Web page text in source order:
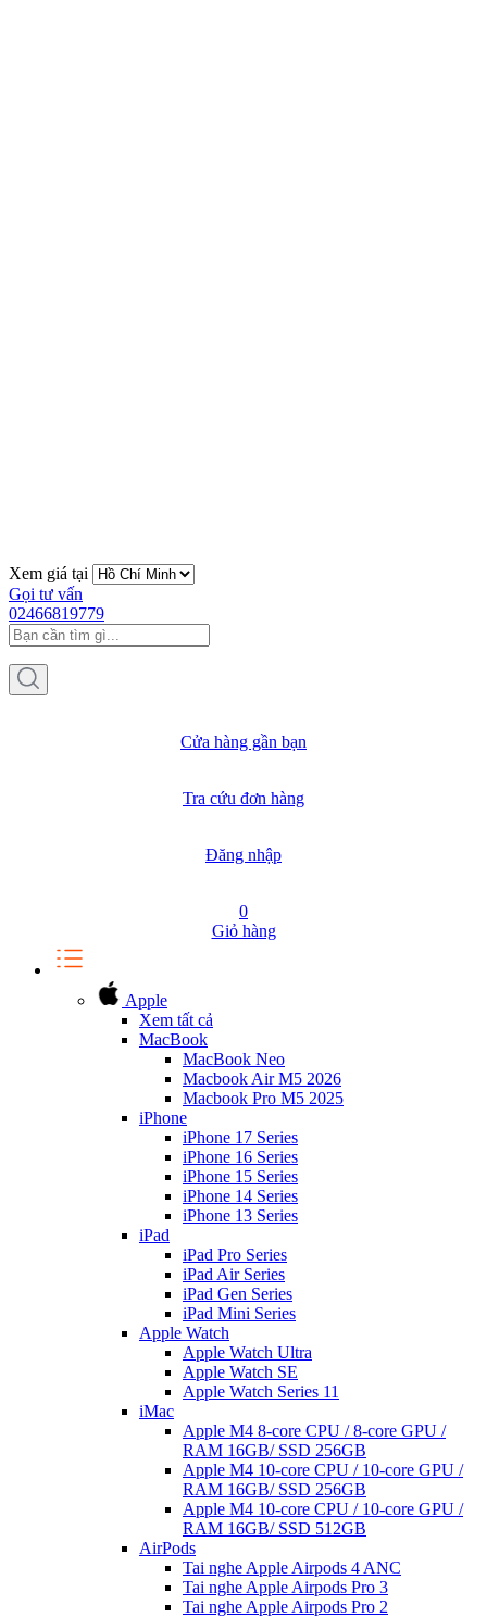
Xem giá tại
Gọi tư vấn
02466819779
Cửa hàng gần bạn
Tra cứu đơn hàng
Đăng nhập
0
Giỏ hàng
Apple
Xem tất cả
MacBook
MacBook Neo
Macbook Air M5 2026
Macbook Pro M5 2025
iPhone
iPhone 17 Series
iPhone 16 Series
iPhone 15 Series
iPhone 14 Series
iPhone 13 Series
iPad
iPad Pro Series
iPad Air Series
iPad Gen Series
iPad Mini Series
Apple Watch
Apple Watch Ultra
Apple Watch SE
Apple Watch Series 11
iMac
Apple M4 8-core CPU / 8-core GPU /
RAM 16GB/ SSD 256GB
Apple M4 10-core CPU / 10-core GPU /
RAM 16GB/ SSD 256GB
Apple M4 10-core CPU / 10-core GPU /
RAM 16GB/ SSD 512GB
AirPods
Tai nghe Apple Airpods 4 ANC
Tai nghe Apple Airpods Pro 3
Tai nghe Apple Airpods Pro 2